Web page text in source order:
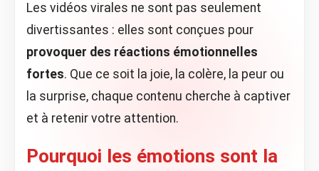
Les vidéos virales ne sont pas seulement
divertissantes : elles sont conçues pour
provoquer des réactions émotionnelles
fortes. Que ce soit la joie, la colère, la peur ou
la surprise, chaque contenu cherche à captiver
et à retenir votre attention.
Pourquoi les émotions sont la